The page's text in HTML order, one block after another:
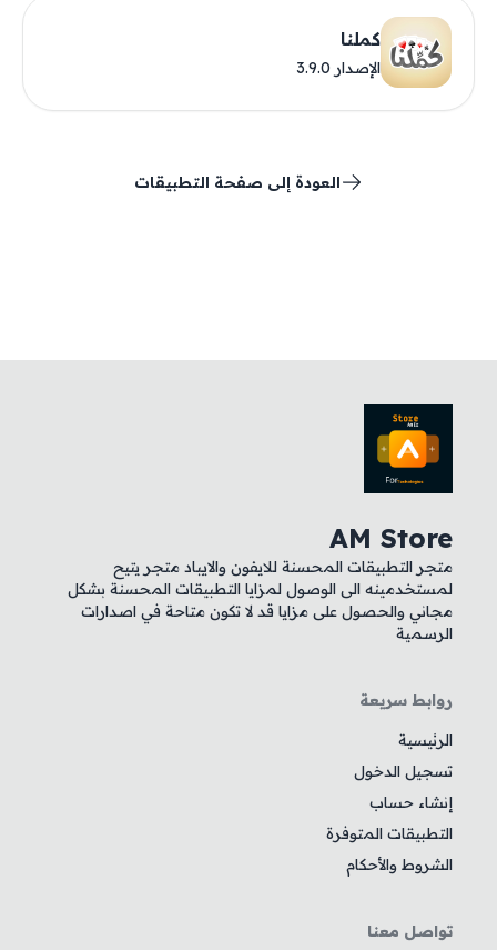
كملنا
الإصدار 3.9.0
العودة إلى صفحة التطبيقات
AM Store
متجر التطبيقات المحسنة للايفون والايباد متجر يتيح
لمستخدمينه الى الوصول لمزايا التطبيقات المحسنة بشكل
مجاني والحصول على مزايا قد لا تكون متاحة في اصدارات
الرسمية
روابط سريعة
الرئيسية
تسجيل الدخول
إنشاء حساب
التطبيقات المتوفرة
الشروط والأحكام
تواصل معنا